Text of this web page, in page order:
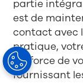
partie
est de
contact avec
pratique,
s’efforce de
fournissant